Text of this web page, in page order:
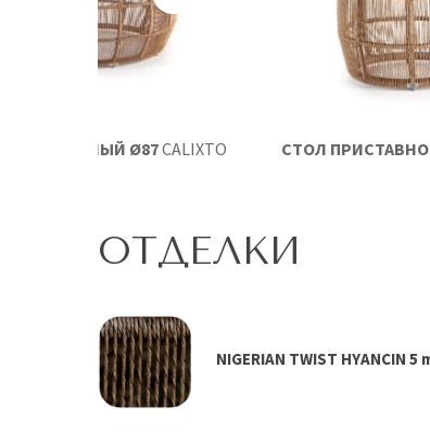
ЖУРНАЛЬНЫЙ Ø87CALIXTO СТОЛ
ОТДЕЛКИ
NIGERIAN TWIST HYANCIN 5